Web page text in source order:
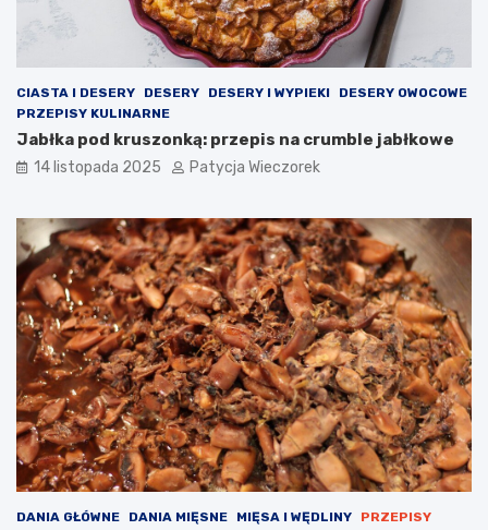
CIASTA I DESERY DESERY DESERY I WYPIEKI
DESERY OWOCOWE
PRZEPISY KULINARNE
Jabłka pod kruszonką: przepis na crumble jabłkowe
14 listopada 2025 Patycja Wieczorek
DANIA GŁÓWNE DANIA MIĘSNE MIĘSA I WĘDLINY PRZEPISY